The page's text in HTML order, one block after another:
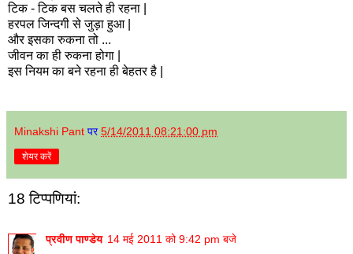
टिक - टिक बस चलते ही रहना |
हरपल जिन्दगी से जुड़ा हुआ |
और इसका रुकना तो ...
जीवन का ही रुकना होगा |
इस नियम का बने रहना ही बेहतर है |
Minakshi Pant पर5/14/2011 08:21:00 pm
शेयर करें
18 टिप्‍पणियां:
प्रवीण पाण्डेय 14 मई 2011 को 9:42 pm बजे